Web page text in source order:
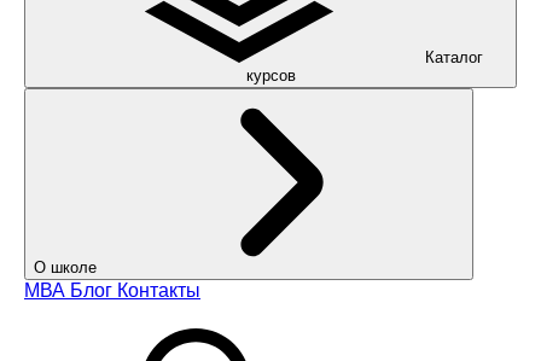
Каталог
курсов
О школе
МВА Блог Контакты